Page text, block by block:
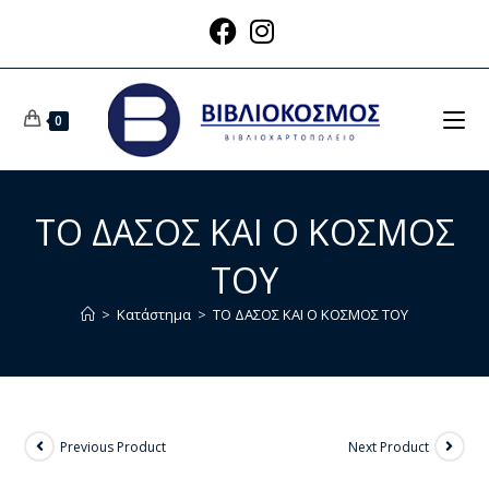
0
ΤΟ ΔΑΣΟΣ ΚΑΙ Ο ΚΟΣΜΟΣ
ΤΟΥ
> Κατάστημα > ΤΟ ΔΑΣΟΣ ΚΑΙ Ο ΚΟΣΜΟΣ ΤΟΥ
Previous Product Next Product